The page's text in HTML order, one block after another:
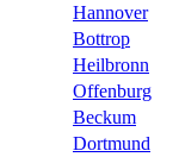
Hannover
Bottrop
Heilbronn
Offenburg
Beckum
Dortmund